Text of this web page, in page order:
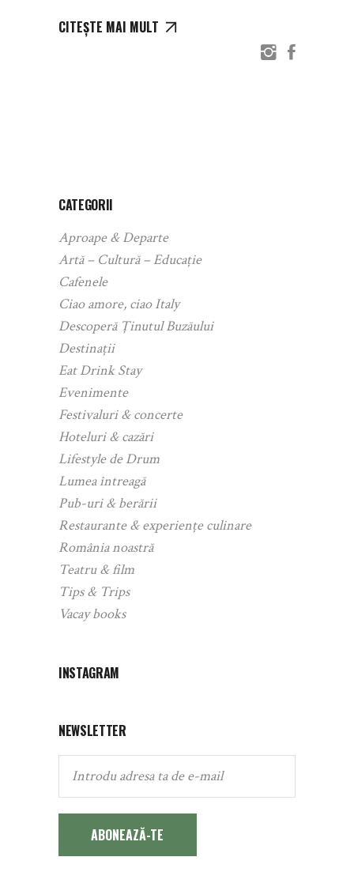
CITEȘTE MAI MULT
CATEGORII
Aproape & Departe
Artă – Cultură – Educație
Cafenele
Ciao amore, ciao Italy
Descoperă Ținutul Buzăului
Destinații
Eat Drink Stay
Evenimente
Festivaluri & concerte
Hoteluri & cazări
Lifestyle de Drum
Lumea întreagă
Pub-uri & berării
Restaurante & experiențe culinare
România noastră
Teatru & film
Tips & Trips
Vacay books
INSTAGRAM
NEWSLETTER
ABONEAZĂ-TE